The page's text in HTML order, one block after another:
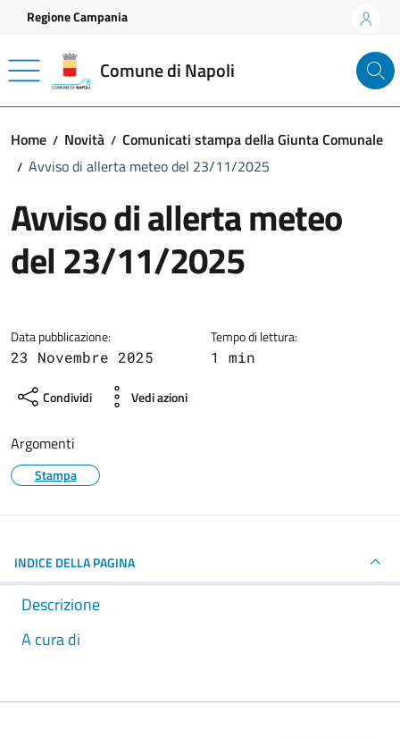
Vai ai contenuti
Vai al footer
Regione Campania
Comune di Napoli
Home Novità
Comunicati stampa della Giunta Comunale
Avviso di allerta meteo del 23/11/2025
Avviso di allerta meteo
del 23/11/2025
Data pubblicazione:
23 Novembre 2025
Tempo di lettura:
1 min
Condividi Vedi azioni
Argomenti
Stampa
INDICE DELLA PAGINA
Descrizione
A cura di